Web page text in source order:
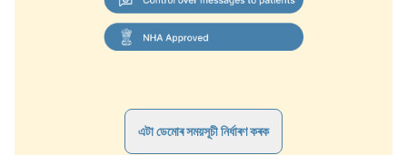
এটা ডেমোৰ সময়সূচী নিৰ্ধাৰণ কৰক